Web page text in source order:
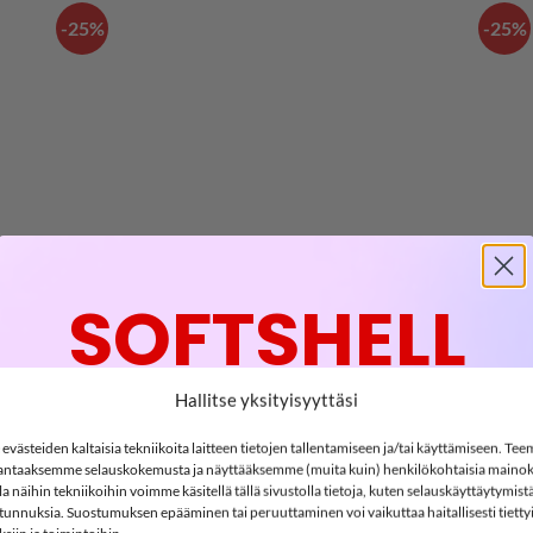
Hallitse yksityisyyttäsi
kaltaisia tekniikoita laitteen tietojen tallentamiseen ja/tai käyttämiseen.
selauskokemusta ja näyttääksemme (muita kuin) henkilökohtaisia
näihin tekniikoihin voimme käsitellä tällä sivustolla tietoja, kuten
Suostumuksen epääminen tai peruuttaminen voi vaikuttaa haitallisesti
€Nykyinen
on:
20,99€.
-25%
REIMA VALMIS softshell-housut, Soft Black
Alkuperäinen
hinta
oli:
59,95€.
44,96€Nykyinen
hinta
on:
44,96€.
-25%
SOFTSHELL
-15%
15% ALENNUS KOODILLA:SOFTSHELL15